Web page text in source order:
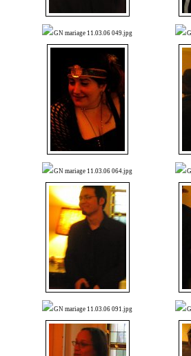
GN mariage 11.03.06 049.jpg
GN mariage 11.03.06 064.jpg
GN mariage 11.03.06 091.jpg